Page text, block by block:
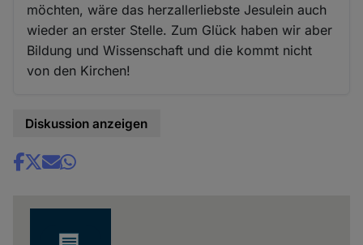
möchten, wäre das herzallerliebste Jesulein auch
wieder an erster Stelle. Zum Glück haben wir aber
Bildung und Wissenschaft und die kommt nicht
von den Kirchen!
Diskussion anzeigen
Share